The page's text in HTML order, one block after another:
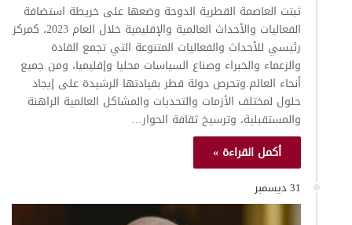
ثبتت العاصمة القطرية الدوحة وضعها على خريطة استضافة
الفعاليات والأحداث العالمية والإقليمية خلال العام 2023، كمركز
رئيسي للأحداث والفعاليات المتنوعة التي تجمع القادة
والزعماء والخبراء وصناع السياسات محليا وإقليميا، ومن جميع
أنحاء العالم.وتحرص دولة قطر بقيادتها الرشيدة على إيجاد
حلول لمختلف الأزمات والتحديات والمشاكل العالمية الراهنة
والمستقبلية، وترسيخ ثقافة الحوار…
أكمل القراءة »
31 ديسمبر